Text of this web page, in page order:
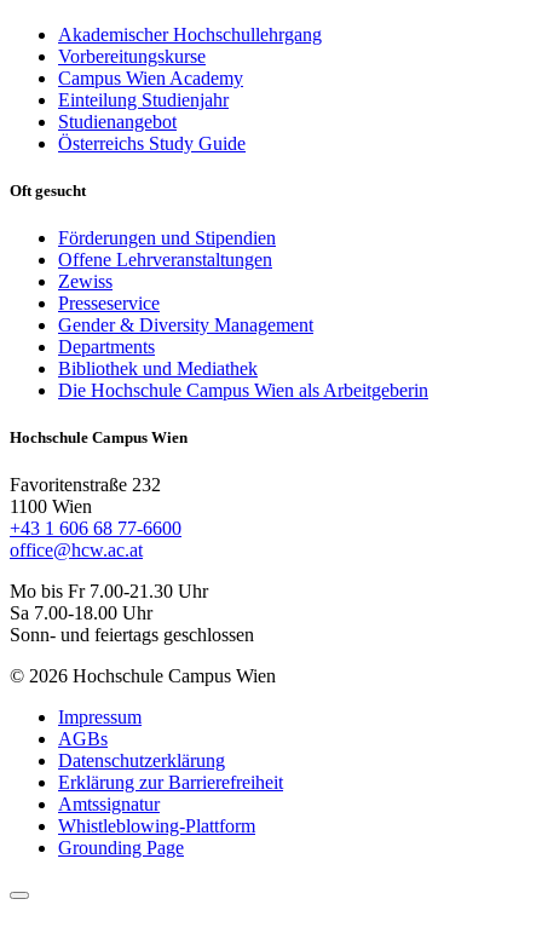
Akademischer Hochschullehrgang
Vorbereitungskurse
Campus Wien Academy
Einteilung Studienjahr
Studienangebot
Österreichs Study Guide
Oft gesucht
Förderungen und Stipendien
Offene Lehrveranstaltungen
Zewiss
Presseservice
Gender & Diversity Management
Departments
Bibliothek und Mediathek
Die Hochschule Campus Wien als Arbeitgeberin
Hochschule Campus Wien
Favoritenstraße 232
1100 Wien
+43 1 606 68 77-6600
office@hcw.ac.at
Mo bis Fr 7.00-21.30 Uhr
Sa 7.00-18.00 Uhr
Sonn- und feiertags geschlossen
© 2026 Hochschule Campus Wien
Impressum
AGBs
Datenschutzerklärung
Erklärung zur Barrierefreiheit
Amtssignatur
Whistleblowing-Plattform
Grounding Page